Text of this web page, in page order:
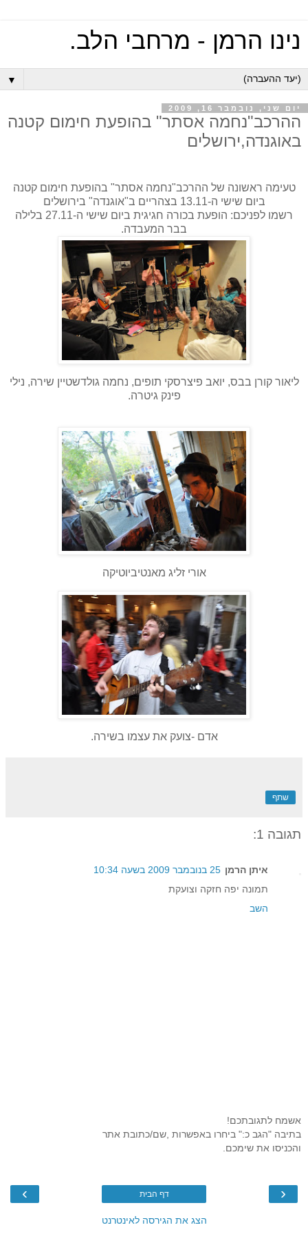
נינו הרמן - מרחבי הלב.
▼
יום שני, נובמבר 16, 2009
ההרכב"נחמה אסתר" בהופעת חימום קטנה
באוגנדה,ירושלים
טעימה ראשונה של ההרכב"נחמה אסתר" בהופעת חימום קטנה
ביום שישי ה-13.11 בצהריים ב"אוגנדה" בירושלים
רשמו לפניכם: הופעת בכורה חגיגית ביום שישי ה-27.11 בלילה
בבר המעבדה.
ליאור קורן בבס, יואב פיצרסקי תופים, נחמה גולדשטיין שירה, נילי
פינק גיטרה.
אורי זליג מאנטיביוטיקה
אדם -צועק את עצמו בשירה.
שתף
תגובה 1:
איתן הרמן 25 בנובמבר 2009 בשעה 10:34
תמונה יפה חזקה וצועקת
השב
אשמח לתגובתכם!
בתיבה "הגב כ:" ביחרו באפשרות ,שם/כתובת אתר
והכניסו את שימכם.
‹
› דף הבית
הצג את הגירסה לאינטרנט